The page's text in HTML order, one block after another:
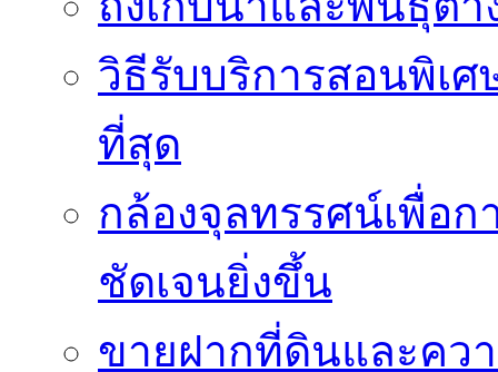
วิธีรับบริการสอนพิเ
ที่สุด
กล้องจุลทรรศน์เพื่อ
ชัดเจนยิ่งขึ้น
ขายฝากที่ดินและคว